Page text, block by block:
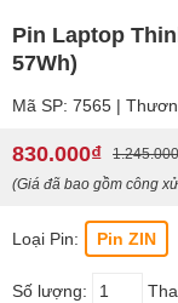
Pin Laptop
57Wh)
Mã SP: 7565 |
830.000₫
(Giá đã bao gồm công
Loại Pin: Pin ZIN
Số lượng: